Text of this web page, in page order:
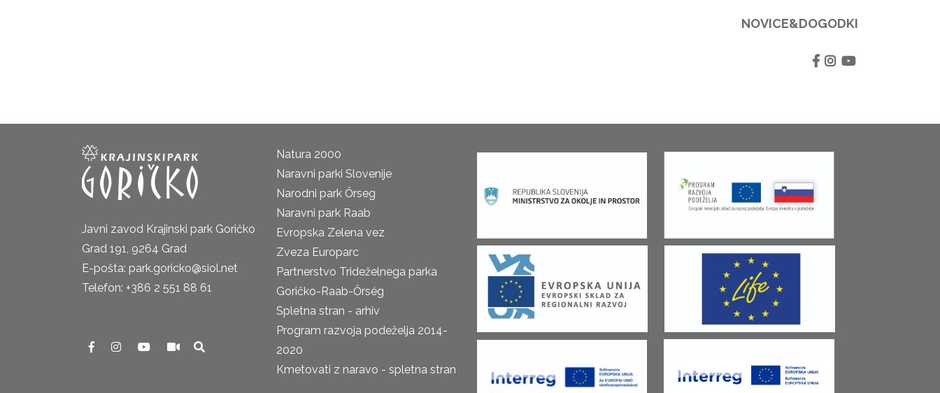
NOVICE&DOGODKI
Javni zavod Krajinski park Goričko
Grad 191, 9264 Grad
E-pošta: park.goricko@siol.net
Telefon: +386 2 551 88 61
Natura 2000
Naravni parki Slovenije
Narodni park Őrseg
Naravni park Raab
Evropska Zelena vez
Zveza Europarc
Partnerstvo Trideželnega parka
Goričko-Raab-Őrség
Spletna stran - arhiv
Program razvoja podeželja 2014-
2020
Kmetovati z naravo - spletna stran